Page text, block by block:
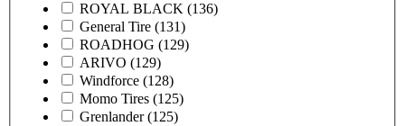
ROYAL BLACK (136)
General Tire (131)
ROADHOG (129)
ARIVO (129)
Windforce (128)
Momo Tires (125)
Grenlander (125)